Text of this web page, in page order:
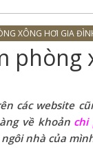
XÔNG HƠI GIA
phòng
các website
về khoản chi
nhà của